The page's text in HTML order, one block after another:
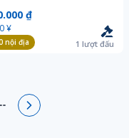
₫
¥
nội địa 1 lượt đấu